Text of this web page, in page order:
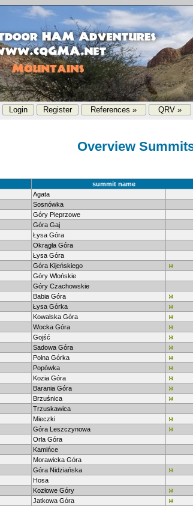
References » QRV »
Overview
summit name
Agata
Sosnówka
Góry Pieprzowe
Góra Gaj
Łysa Góra
Okrągła Góra
Łysa Góra
Góra Kijeńskiego
Góry Wlońskie
Góry Czachowskie
Babia Góra
Łysa Górka
Kowalska Góra
Wocka Góra
Gojść
Sadowa Góra
Polna Górka
Popówka
Kozia Góra
Barania Góra
Brzuśnica
Trzuskawica
Mieczki
Góra Leszczynowa
Orla Góra
Kamińce
Morawicka Góra
Góra Nidziańska
Hosa
Kozłowe Góry
Jatkowa Góra